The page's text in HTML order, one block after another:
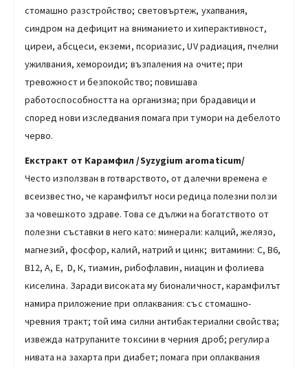
стомашно разстройство; световъртеж, ухапвания,
синдром на дефицит на вниманието и хиперактивност,
циреи, абсцеси, екземи, псориазис, UV радиация, пчелни
ужилвания, хемороиди; възпаления на очите; при
тревожност и безпокойство; повишава
работоспособността на организма; при брадавици и
според нови изследвания помага при тумори на дебелото
черво.
Екстракт от Карамфил /Syzygium aromaticum/
Често използван в готварството, от далечни времена е
всеизвестно, че карамфилът носи редица полезни ползи
за човешкото здраве. Това се дължи на богатството от
полезни съставки в него като: минерали: калций, желязо,
магнезий, фосфор, калий, натрий и цинк; витамини: С, В6,
В12, А, Е, D, К, тиамин, рибофлавин, ниацин и фолиева
киселина. Заради високата му бионаличност, карамфилът
намира приложение при оплаквания: със стомашно-
чревния тракт; той има силни антибактериални свойства;
извежда натрупаните токсини в черния дроб; регулира
нивата на захарта при диабет; помага при оплаквания